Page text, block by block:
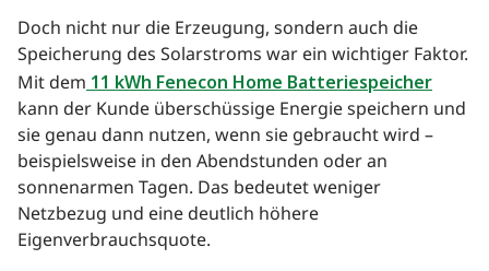
Doch nicht nur die Erzeugung, sondern auch die
Speicherung des Solarstroms war ein wichtiger Faktor.
Mit dem 11 kWh Fenecon Home Batteriespeicher
kann der Kunde überschüssige Energie speichern und
sie genau dann nutzen, wenn sie gebraucht wird –
beispielsweise in den Abendstunden oder an
sonnenarmen Tagen. Das bedeutet weniger
Netzbezug und eine deutlich höhere
Eigenverbrauchsquote.